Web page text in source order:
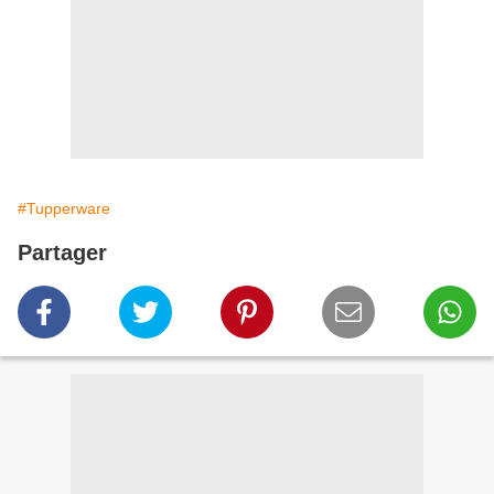
#Tupperware
Partager